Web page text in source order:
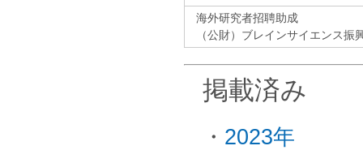
海外研究者招聘助成
（公財）ブレインサイエンス振
掲載済み
・ 2023年